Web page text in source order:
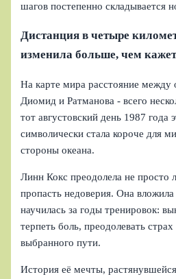
шагов постепенно складывается
Дистанция в четыре
изменила больше, чем
На карте мира расстояние
Диомид и Ратманова - всего
тот августовский день 1987 года
символически стала короче для
стороны океана.
Линн Кокс преодолела не просто
пропасть недоверия. Она
научилась за годы тренировок:
терпеть боль, преодолевать
выбранного пути.
История её мечты,